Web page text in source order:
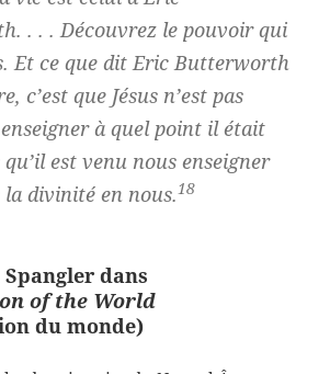
. . . Découvrez le pouvoir qui
Et ce que dit Eric Butterworth
c’est que Jésus n’est pas
à quel point il était
est venu nous enseigner
la divinité en nous.18
dans
of the World
du monde)